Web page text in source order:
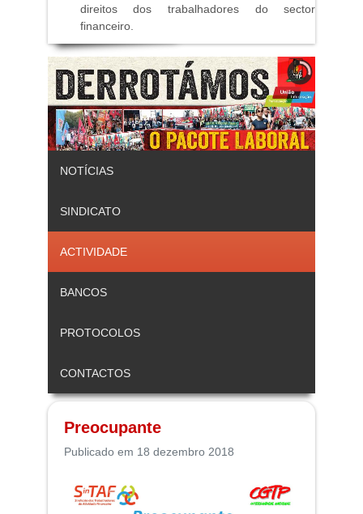
direitos dos trabalhadores do sector
financeiro.
NOTÍCIAS
SINDICATO
ACTIVIDADE
BANCOS
PROTOCOLOS
CONTACTOS
Preocupante
Publicado em 18 dezembro 2018